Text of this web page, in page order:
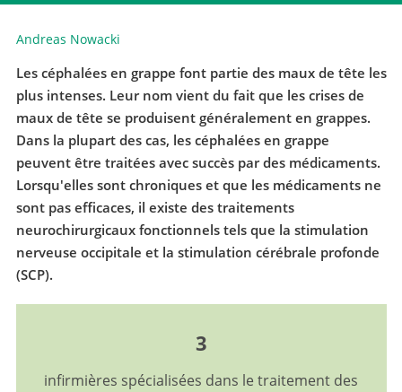
Andreas Nowacki
Les céphalées en grappe font partie des maux de tête les
plus intenses. Leur nom vient du fait que les crises de
maux de tête se produisent généralement en grappes.
Dans la plupart des cas, les céphalées en grappe
peuvent être traitées avec succès par des médicaments.
Lorsqu'elles sont chroniques et que les médicaments ne
sont pas efficaces, il existe des traitements
neurochirurgicaux fonctionnels tels que la stimulation
nerveuse occipitale et la stimulation cérébrale profonde
(SCP).
3
infirmières spécialisées dans le traitement des